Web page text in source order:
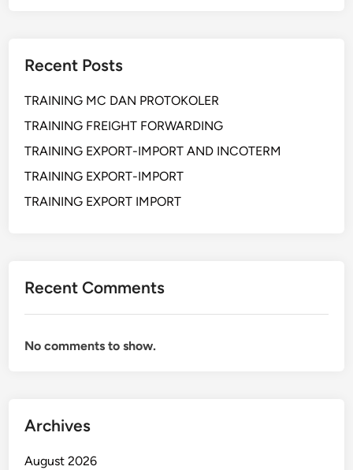
Recent Posts
TRAINING MC DAN PROTOKOLER
TRAINING FREIGHT FORWARDING
TRAINING EXPORT-IMPORT AND INCOTERM
TRAINING EXPORT-IMPORT
TRAINING EXPORT IMPORT
Recent Comments
No comments to show.
Archives
August 2026